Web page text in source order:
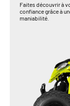
Faites découvrir à
confiance grâce à
maniabilité.